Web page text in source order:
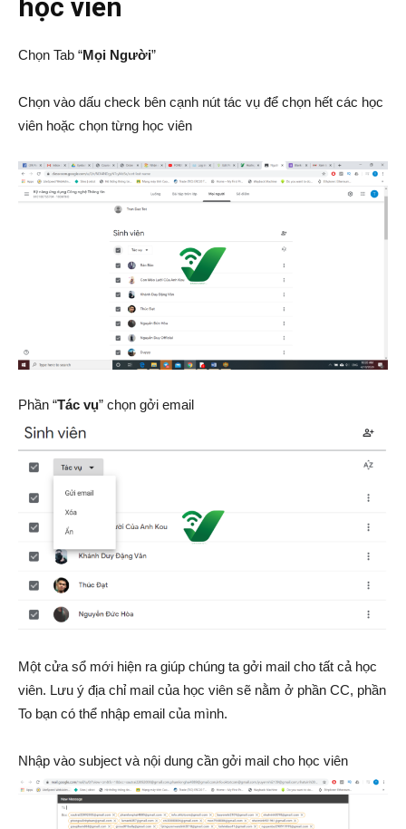
học viên
Chọn Tab “Mọi Người”
Chọn vào dấu check bên cạnh nút tác vụ để chọn hết các học
viên hoặc chọn từng học viên
Phần “Tác vụ” chọn gởi email
Một cửa sổ mới hiện ra giúp chúng ta gởi mail cho tất cả học
viên. Lưu ý địa chỉ mail của học viên sẽ nằm ở phần CC, phần
To bạn có thể nhập email của mình.
Nhập vào subject và nội dung cần gởi mail cho học viên